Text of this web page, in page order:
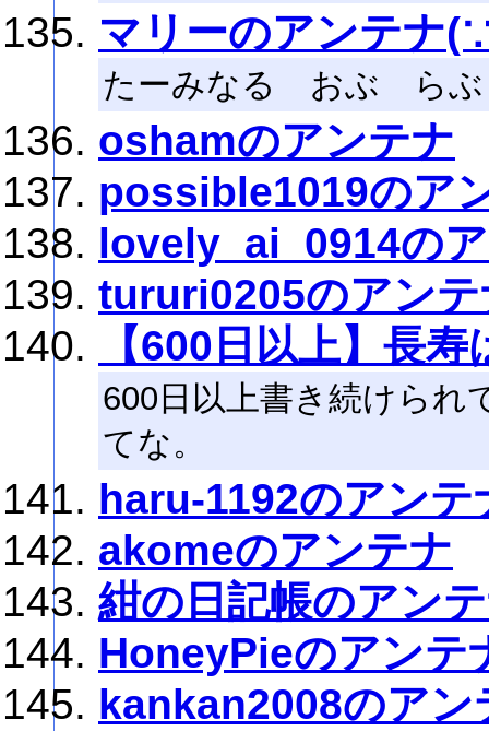
マリーのアンテナ
たーみなる おぶ らぶ
oshamのアンテナ
possible1019のア
lovely_ai_0914の
tururi0205のアンテ
【600日以上】長
600日以上書き続けられ
てな。
haru-1192のアンテ
akomeのアンテナ
紺の日記帳のアン
HoneyPieのアンテ
kankan2008のアン